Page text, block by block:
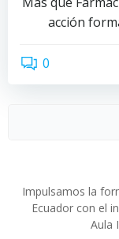
acción
0
Impulsamos la
Ecuador con el
Aula